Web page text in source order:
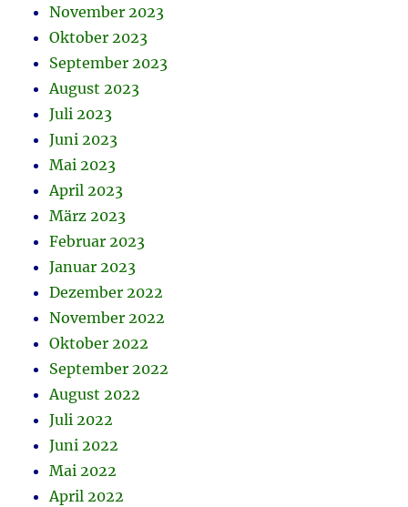
November 2023
Oktober 2023
September 2023
August 2023
Juli 2023
Juni 2023
Mai 2023
April 2023
März 2023
Februar 2023
Januar 2023
Dezember 2022
November 2022
Oktober 2022
September 2022
August 2022
Juli 2022
Juni 2022
Mai 2022
April 2022